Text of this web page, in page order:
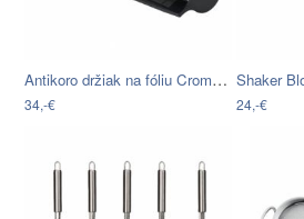
Antikoro držiak na fóliu Cromargan® WMF…
34,-€ 24,-€